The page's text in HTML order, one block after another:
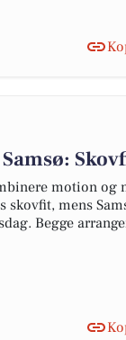
motion og
mens
Begge